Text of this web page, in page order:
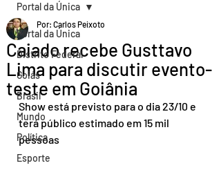
Portal da Única
Distrito Federal
Goiás
Brasil
Mundo
Política
Esporte
Portal da Única
Caiado recebe Gusttavo
Lima para discutir evento-
teste em Goiânia
Por: Carlos Peixoto
Show está previsto para o dia 23/10 e
terá público estimado em 15 mil
pessoas